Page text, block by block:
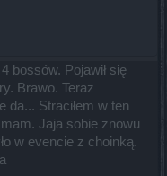
bossów. Pojawił się
Brawo. Teraz
da... Straciłem w ten
Jaja sobie znowu
w evencie z choinką.